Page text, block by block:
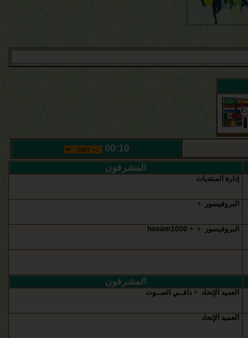
00:10
المشرفون
إدارة المنتديات
البروفيسور +
البروفيسور +
+
hosam1000
المشرفون
العميد الإتحاد +دافــي الصــوت
العميد الإتحاد